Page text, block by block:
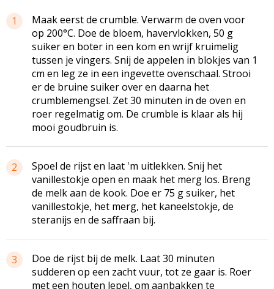
1 Maak eerst de crumble. Verwarm de oven voor
op 200°C. Doe de bloem, havervlokken, 50 g
suiker en boter in een kom en wrijf kruimelig
tussen je vingers. Snij de appelen in blokjes van 1
cm en leg ze in een ingevette ovenschaal. Strooi
er de bruine suiker over en daarna het
crumblemengsel. Zet 30 minuten in de oven en
roer regelmatig om. De crumble is klaar als hij
mooi goudbruin is.
2
Spoel de rijst en laat 'm uitlekken. Snij het
vanillestokje open en maak het merg los. Breng
de melk aan de kook. Doe er 75 g suiker, het
vanillestokje, het merg, het kaneelstokje, de
steranijs en de saffraan bij.
3
Doe de rijst bij de melk. Laat 30 minuten
sudderen op een zacht vuur, tot ze gaar is. Roer
met een houten lepel, om aanbakken te